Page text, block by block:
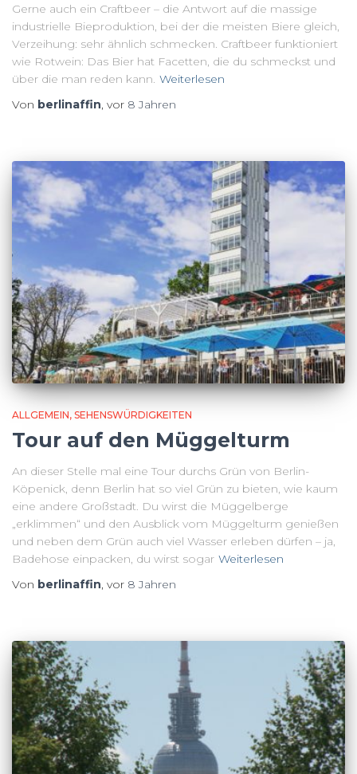
Gerne auch ein Craftbeer – die Antwort auf die massige
industrielle Bieproduktion, bei der die meisten Biere gleich,
Verzeihung: sehr ähnlich schmecken. Craftbeer funktioniert
wie Rotwein: Das Bier hat Facetten, die du schmeckst und
über die man reden kann. Weiterlesen
Von berlinaffin, vor 8 Jahren
ALLGEMEIN SEHENSWÜRDIGKEITEN
Tour auf den Müggelturm
An dieser Stelle mal eine Tour durchs Grün von Berlin-
Köpenick, denn Berlin hat so viel Grün zu bieten, wie kaum
eine andere Großstadt. Du wirst die Müggelberge
„erklimmen“ und den Ausblick vom Müggelturm genießen
und neben dem Grün auch viel Wasser erleben dürfen – ja,
Badehose einpacken, du wirst sogar Weiterlesen
Von berlinaffin, vor 8 Jahren